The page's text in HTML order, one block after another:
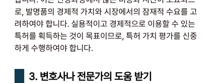
로, 발명품의 경제적 가치와 시장에서의 잠재적 수요를 고
려하여야 합니다. 실용적이고 경제적으로 이용할 수 있는
특허를 획득하는 것이 목표이므로, 특허 가치 평가를 신중
하게 수행하여야 합니다.
3. 변호사나 전문가의 도움 받기